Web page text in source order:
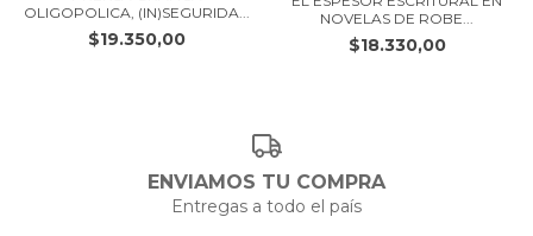
OLIGOPOLICA, (IN)SEGURIDA...
$19.350,00
NOVELAS DE ROBE...
$18.330,00
ENVIAMOS TU COMPRA
Entregas a todo el país